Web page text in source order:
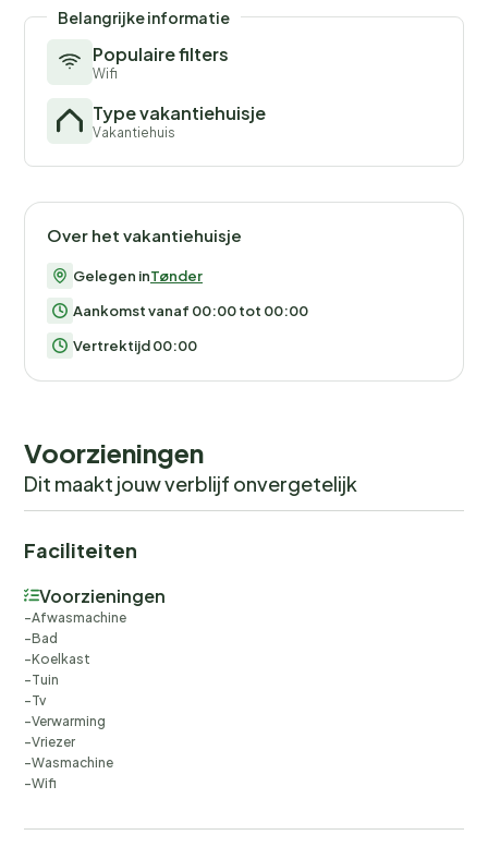
Geen verhuur aan jeugdgroepen gewenst!
Belangrijke informatie
Populaire filters
Wifi
Type vakantiehuisje
Vakantiehuis
Over het vakantiehuisje
Gelegen inTønder
Aankomst vanaf 00:00 tot 00:00
Vertrektijd 00:00
Voorzieningen
Dit maakt jouw verblijf onvergetelijk
Faciliteiten
Voorzieningen
Afwasmachine
Bad
Koelkast
Tuin
Tv
Verwarming
Vriezer
Wasmachine
Wifi